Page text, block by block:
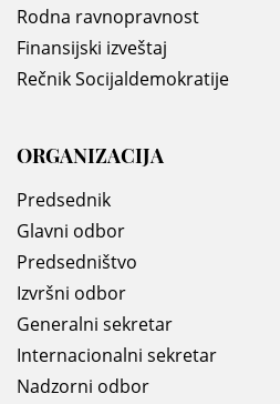
Rodna ravnopravnost
Finansijski izveštaj
Rečnik Socijaldemokratije
ORGANIZACIJA
Predsednik
Glavni odbor
Predsedništvo
Izvršni odbor
Generalni sekretar
Internacionalni sekretar
Nadzorni odbor